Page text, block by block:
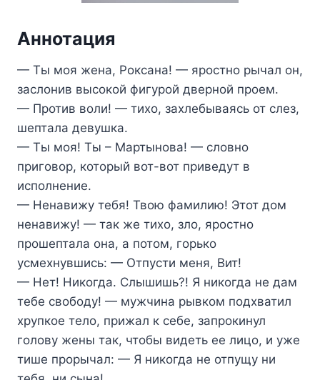
Аннотация
— Ты моя жена, Роксана! — яростно рычал он,
заслонив высокой фигурой дверной проем.
— Против воли! — тихо, захлебываясь от слез,
шептала девушка.
— Ты моя! Ты – Мартынова! — словно
приговор, который вот-вот приведут в
исполнение.
— Ненавижу тебя! Твою фамилию! Этот дом
ненавижу! — так же тихо, зло, яростно
прошептала она, а потом, горько
усмехнувшись: — Отпусти меня, Вит!
— Нет! Никогда. Слышишь?! Я никогда не дам
тебе свободу! — мужчина рывком подхватил
хрупкое тело, прижал к себе, запрокинул
голову жены так, чтобы видеть ее лицо, и уже
тише прорычал: — Я никогда не отпущу ни